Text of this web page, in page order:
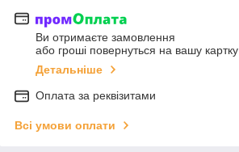
Ви отримаєте замовлення
або гроші повернуться на вашу картку
Детальніше
Оплата за реквізитами
Всі умови оплати